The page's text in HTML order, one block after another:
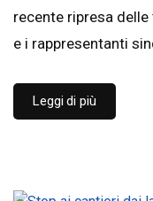
recente ripresa
e i rappresentanti
Leggi di più